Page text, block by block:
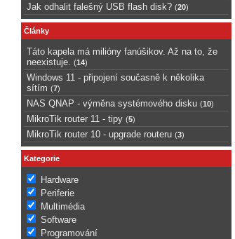
Jak odhalit falešný USB flash disk? (20)
Články
Táto kapela má milióny fanúšikov. Až na to, že
neexistuje.
(14)
Windows 11 - připojení současně k několika
sítím (7)
NAS QNAP - výměna systémového disku (10)
MikroTik router 11 - tipy (5)
MikroTik router 10 - upgrade routeru (3)
Kategorie
Hardware
Periferie
Multimédia
Software
Programování